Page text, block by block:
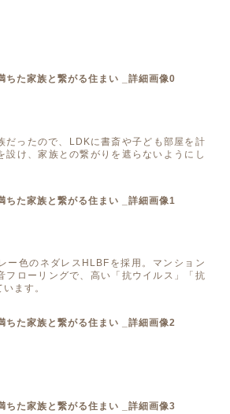
だったので、LDKに書斎や子ども部屋を計
設け、家族との繋がりを遮らないようにし
ー色のネダレスHLBFを採用。マンション
フローリングで、高い「抗ウイルス」「抗
ます。